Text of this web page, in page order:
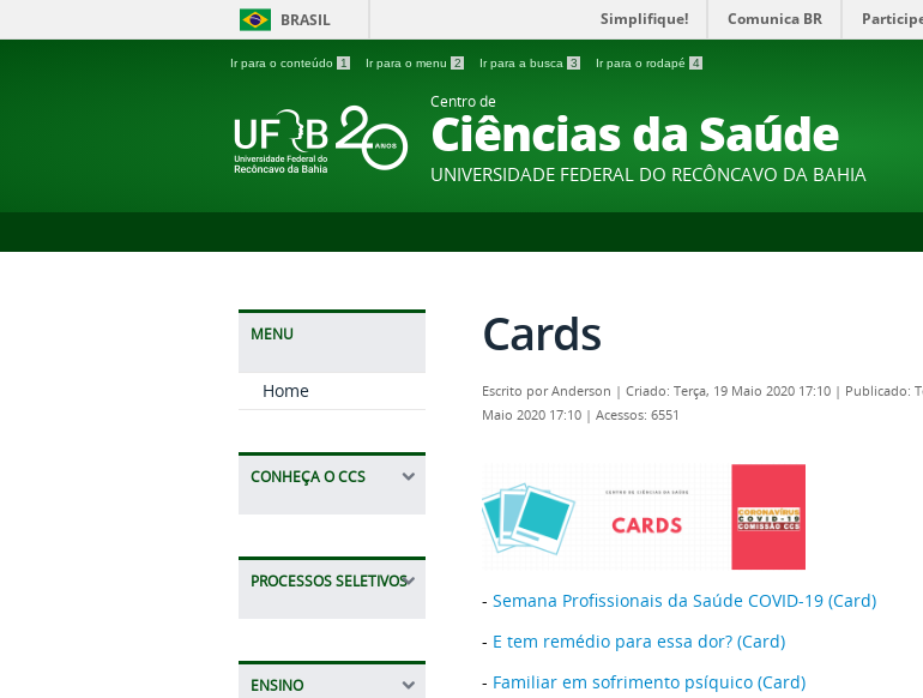
BRASIL Simplifique! Comunica BR
Ir para o conteúdo 1 Ir para o menu 2 Ir para a busca 3 Ir para o rodapé 4
Centro de
Ciências da Saúde
UNIVERSIDADE FEDERAL DO RECÔNCAVO DA BAHIA
MENU
Home
CONHEÇA O CCS
PROCESSOS SELETIVOS
ENSINO
Cards
Escrito porAnderson | Criado: Terça, 19 Maio 2020 17:10 | Publicado:
Maio 2020 17:10 | Acessos: 6551
- Semana Profissionais da Saúde COVID-19 (Card)
- E tem remédio para essa dor? (Card)
- Familiar em sofrimento psíquico (Card)